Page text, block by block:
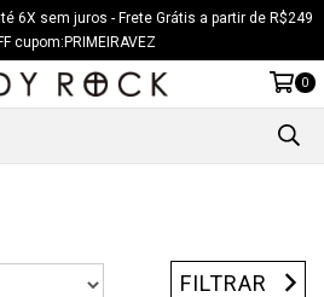
6X sem juros - Frete Grátis a partir de R$249
cupom:PRIMEIRAVEZ
0
FILTRAR